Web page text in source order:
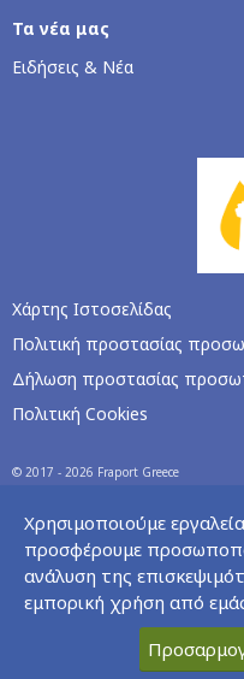
Τα νέα μας
Ειδήσεις & Νέα
Χάρτης Ιστοσελίδας
Πολιτική προστασίας
Δήλωση προστασίας
Πολιτική Cookies
© 2017 - 2026 Fraport Greece
Χρησιμοποιούμε
προσφέρουμε
ανάλυση της
εμπορική χρήση από